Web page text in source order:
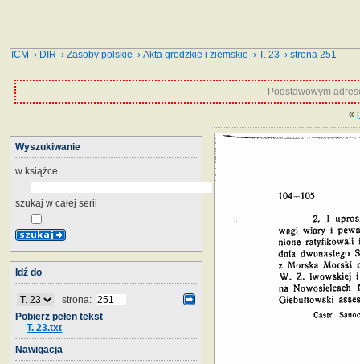
ICM › DIR ›Zasoby polskie ›Akta grodzkie i ziemskie ›T. 23 › strona 251
Podstawowym
«
Wyszukiwanie
w książce
szukaj w całej serii
Idź do
strona:
Pobierz pełen tekst
T. 23.txt
Nawigacja